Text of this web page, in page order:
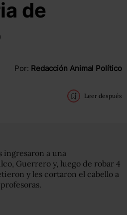
de
Por: Redacción Animal Político
Leer después
ingresaron a una
Guerrero y, luego de robar 4
y les cortaron el cabello a